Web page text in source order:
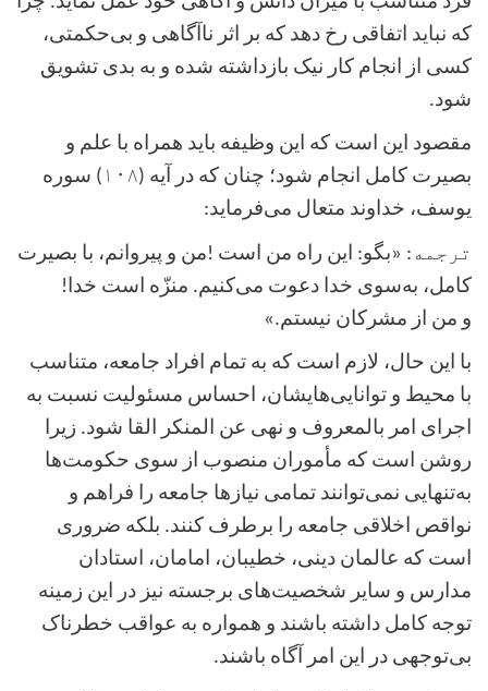
که نباید اتفاقی رخ دهد که بر اثر ناآگاهی و بی‌حکمتی،
کسی از انجام کار نیک بازداشته شده و به بدی تشویق
شود.
مقصود این است که این وظیفه باید همراه با علم و
بصیرت کامل انجام شود؛ چنان که در آیه (۱۰۸)
سوره
یوسف، خداوند متعال می‌فرماید:
ترجمه: «بگو: اين راه من است !من و پيروانم، با بصيرت
كامل، به‌سوى خدا دعوت مى‌كنيم. منزّه است خدا!
و من از مشركان نيستم.»
با این حال، لازم است که به تمام افراد جامعه، متناسب
با محیط و توانایی‌هایشان، احساس مسئولیت نسبت به
اجرای امر بالمعروف و نهی عن المنکر القا شود. زیرا
روشن است که مأموران منصوب از سوی حکومت‌ها
به‌تنهایی نمی‌توانند تمامی نیازها جامعه را فراهم و
نواقص اخلاقی جامعه را برطرف کنند. بلکه ضروری
است که عالمان دینی، خطیبان، امامان، استادان
مدارس و سایر شخصیت‌های برجسته نیز در این زمینه
توجه کامل داشته باشند و همواره به عواقب خطرناک
بی‌توجهی در این امر آگاه باشند.